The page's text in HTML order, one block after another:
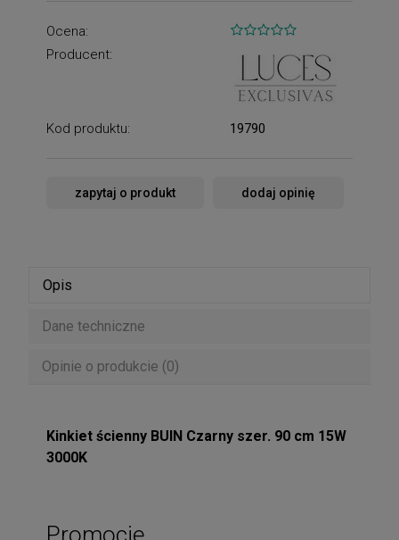
Ocena:
Producent:
Kod produktu: 19790
zapytaj o produkt dodaj opinię
Opis
Dane techniczne
Opinie o produkcie (0)
Kinkiet ścienny BUIN Czarny szer. 90 cm 15W
3000K
Promocje